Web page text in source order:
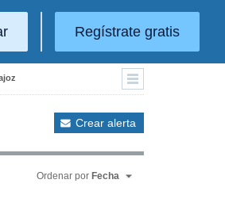
Regístrate gratis
Crear alerta
Ordenar por Fecha